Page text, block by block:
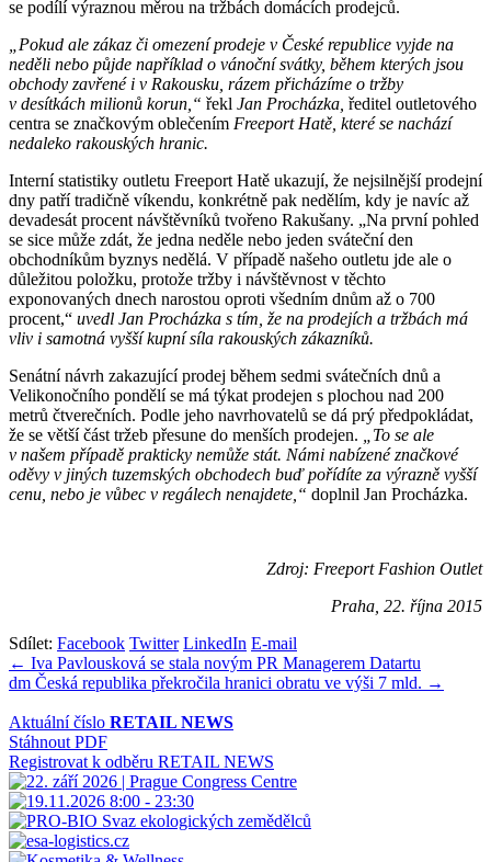
se podílí výraznou měrou na tržbách domácích prodejců.
„Pokud ale zákaz či omezení prodeje v České republice vyjde na
neděli nebo půjde například o vánoční svátky, během kterých jsou
obchody zavřené i v Rakousku, rázem přicházíme o tržby
v desítkách milionů korun,“ řekl Jan Procházka, ředitel outletového
centra se značkovým oblečením Freeport Hatě, které se nachází
nedaleko rakouských hranic.
Interní statistiky outletu Freeport Hatě ukazují, že nejsilnější prodejní
dny patří tradičně víkendu, konkrétně pak nedělím, kdy je navíc až
devadesát procent návštěvníků tvořeno Rakušany. „Na první pohled
se sice může zdát, že jedna neděle nebo jeden sváteční den
obchodníkům byznys nedělá. V případě našeho outletu jde ale o
důležitou položku, protože tržby i návštěvnost v těchto
exponovaných dnech narostou oproti všedním dnům až o 700
procent,“ uvedl Jan Procházka s tím, že na prodejích a tržbách má
vliv i samotná vyšší kupní síla rakouských zákazníků.
Senátní návrh zakazující prodej během sedmi svátečních dnů a
Velikonočního pondělí se má týkat prodejen s plochou nad 200
metrů čtverečních. Podle jeho navrhovatelů se dá prý předpokládat,
že se větší část tržeb přesune do menších prodejen.
„To se ale
v našem případě prakticky nemůže stát. Námi nabízené značkové
oděvy v jiných tuzemských obchodech buď pořídíte za výrazně vyšší
cenu, nebo je vůbec v regálech nenajdete,“ doplnil Jan Procházka.
Zdroj: Freeport Fashion Outlet
Praha, 22. října 2015
Sdílet: Facebook Twitter LinkedIn E-mail
Navigace
pro
příspěvek
← Iva Pavlousková se stala novým PR Managerem Datartu
dm Česká republika překročila hranici obratu ve výši 7 mld. →
Aktuální číslo RETAIL NEWS
Stáhnout PDF
Registrovat k odběru RETAIL NEWS